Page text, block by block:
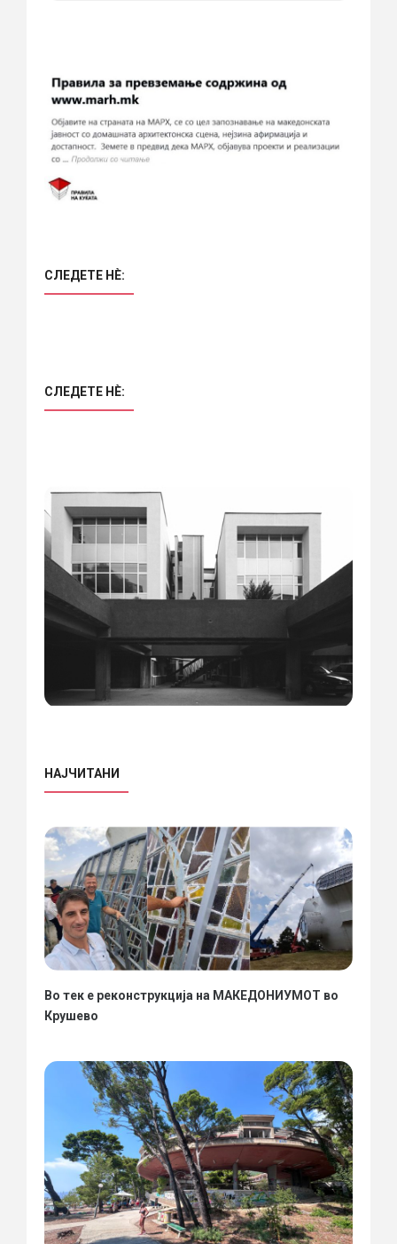
СЛЕДЕТЕ НÈ:
СЛЕДЕТЕ НÈ:
НАЈЧИТАНИ
Во тек е реконструкција на МАКЕДОНИУМОТ во
Крушево